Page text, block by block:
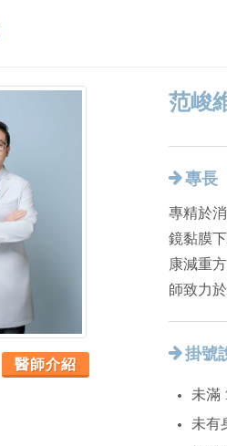
醫師介紹
范峻
專長
專精於
鏡黏膜
康減重
師致力
掛號
未滿
未有